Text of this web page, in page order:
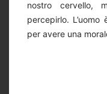
nostro cervello,
percepirlo.
per avere una